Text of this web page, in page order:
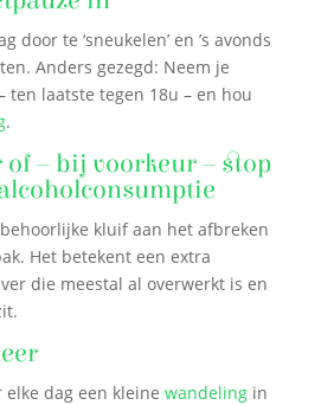
door te ‘sneukelen’ en ’s avonds
Anders gezegd: Neem je
ten laatste tegen 18u – en hou
.
of – bij voorkeur – stop
kluif aan het afbreken
Het betekent een extra
die meestal al overwerkt is en
elke dag een kleine wandelingin